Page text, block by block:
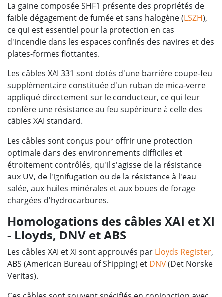
La gaine composée SHF1 présente des propriétés de
faible dégagement de fumée et sans halogène (LSZH),
ce qui est essentiel pour la protection en cas
d'incendie dans les espaces confinés des navires et des
plates-formes flottantes.
Les câbles XAI 331 sont dotés d'une barrière coupe-feu
supplémentaire constituée d'un ruban de mica-verre
appliqué directement sur le conducteur, ce qui leur
confère une résistance au feu supérieure à celle des
câbles XAI standard.
Les câbles sont conçus pour offrir une protection
optimale dans des environnements difficiles et
étroitement contrôlés, qu'il s'agisse de la résistance
aux UV, de l'ignifugation ou de la résistance à l'eau
salée, aux huiles minérales et aux boues de forage
chargées d'hydrocarbures.
Homologations des câbles XAI et XI
- Lloyds, DNV et ABS
Les câbles XAI et XI sont approuvés par Lloyds Register,
ABS (American Bureau of Shipping) et DNV(Det Norske
Veritas).